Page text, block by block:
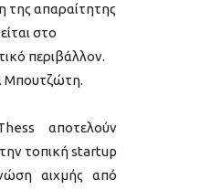
της απαραίτητης
στο
περιβάλλον.
Μπουτζώτη.
αποτελούν
τοπική startup
αιχμής από